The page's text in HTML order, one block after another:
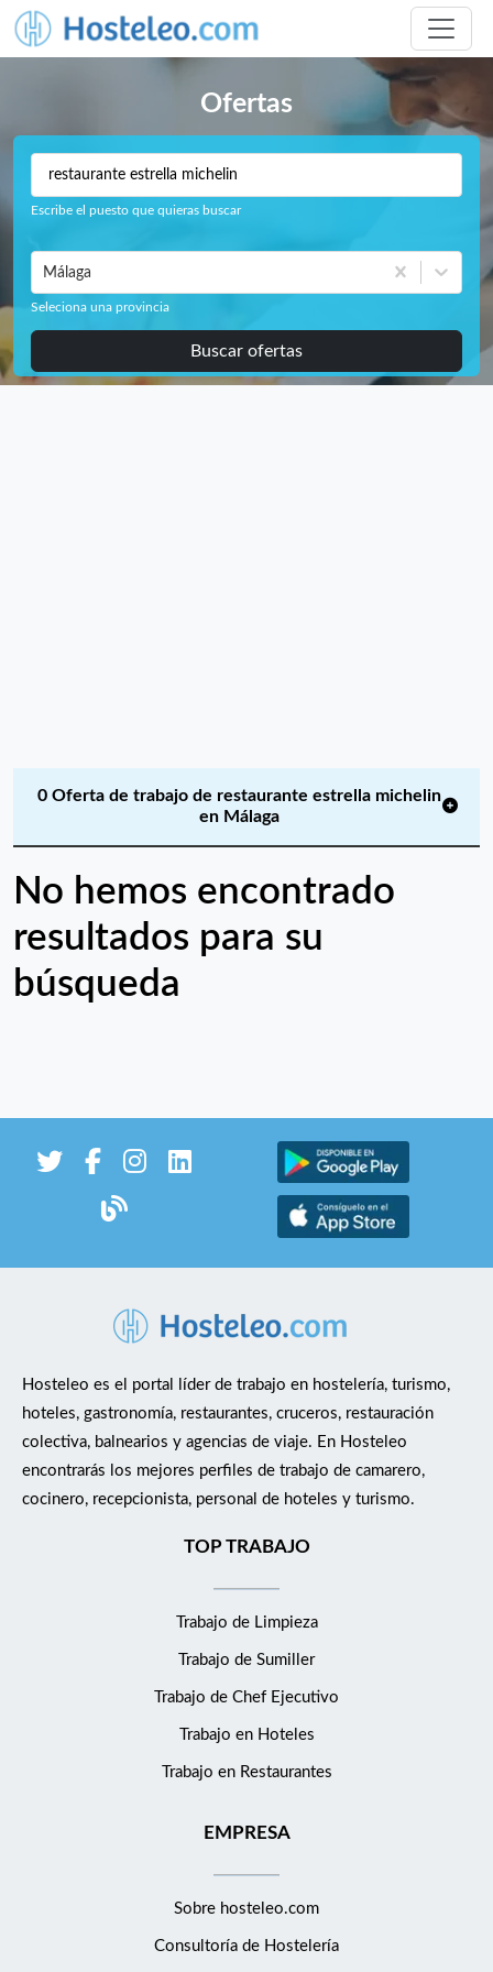
Ofertas
Escribe el puesto que quieras buscar
Málaga
Seleciona una provincia
Buscar ofertas
0 Oferta de trabajo de restaurante estrella michelin
en Málaga
No hemos encontrado
resultados para su
búsqueda
Hosteleo es el portal líder de trabajo en hostelería, turismo,
hoteles, gastronomía, restaurantes, cruceros, restauración
colectiva, balnearios y agencias de viaje. En Hosteleo
encontrarás los mejores perfiles de trabajo de camarero,
cocinero, recepcionista, personal de hoteles y turismo.
TOP TRABAJO
Trabajo de Limpieza
Trabajo de Sumiller
Trabajo de Chef Ejecutivo
Trabajo en Hoteles
Trabajo en Restaurantes
EMPRESA
Sobre hosteleo.com
Consultoría de Hostelería